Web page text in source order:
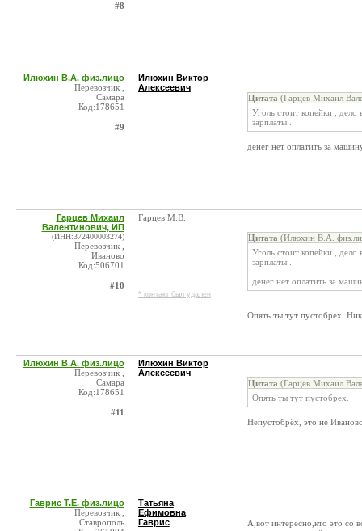
#8
Илюхин В.А. физ.лицо
Перевозчик ,
Самара
Код:178651
#9
Илюхин Виктор
Алексеевич
Цитата (Гарцев Михаил
Уголь стоит копейки ,
зарплаты .
денег нет оплатить за
Гарцев Михаил
Валентинович, ИП
(ИНН:372400003274)
Перевозчик ,
Иваново
Код:506701
#10
Гарцев М.В.
* контакт был удален
Цитата (Илюхин В.А.
Уголь стоит копейки ,
зарплаты .
денег нет оплатить за
Опять ты тут пустобрех.
Илюхин В.А. физ.лицо
Перевозчик ,
Самара
Код:178651
#11
Илюхин Виктор
Алексеевич
Цитата (Гарцев Михаил
Опять ты тут пустобрех.
Непустобрёх, это не
Гаврис Т.Е. физ.лицо
Перевозчик ,
Ставрополь
Татьяна
Ефимовна
Гаврис
А,вот интересно,кто это со